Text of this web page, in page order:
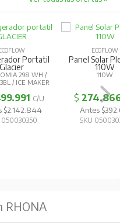
Portatil
Glacier
298 WH /
/ ICE MAKER
C/U
$2.142.844
050030350
ECOFLOW
Panel Solar
110W
110W
$
Antes
SKU
RHONA